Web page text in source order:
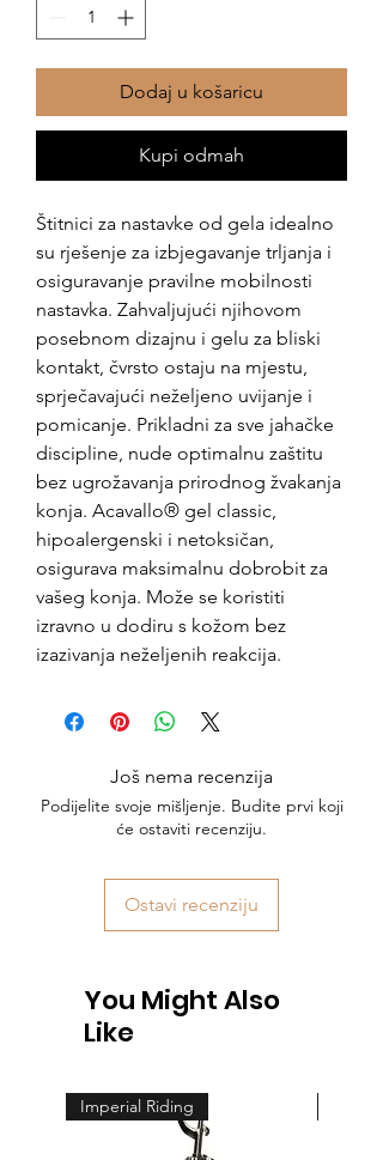
Dodaj u košaricu
Kupi odmah
Štitnici za nastavke od gela idealno
su rješenje za izbjegavanje trljanja i
osiguravanje pravilne mobilnosti
nastavka. Zahvaljujući njihovom
posebnom dizajnu i gelu za bliski
kontakt, čvrsto ostaju na mjestu,
sprječavajući neželjeno uvijanje i
pomicanje. Prikladni za sve jahačke
discipline, nude optimalnu zaštitu
bez ugrožavanja prirodnog žvakanja
konja. Acavallo® gel classic,
hipoalergenski i netoksičan,
osigurava maksimalnu dobrobit za
vašeg konja. Može se koristiti
izravno u dodiru s kožom bez
izazivanja neželjenih reakcija.
Još nema recenzija
Podijelite svoje mišljenje. Budite prvi koji
će ostaviti recenziju.
Ostavi recenziju
You Might Also
Like
Imperial Riding